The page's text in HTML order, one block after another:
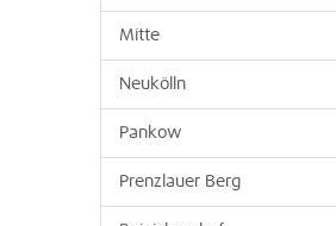
Mitte
Neukölln
Pankow
Prenzlauer Berg